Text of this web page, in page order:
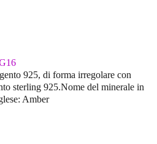
925, di forma irregolare con
sterling 925.Nome del minerale in
Amber